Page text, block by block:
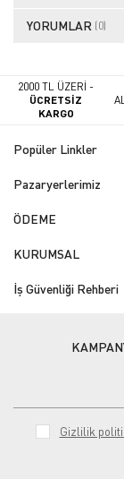
YORUMLAR (0)
2000 TL ÜZERİ -
ÜCRETSİZ
KARGO
Popüler Linkler
Pazaryerlerimiz
ÖDEME
KURUMSAL
İş Güvenliği Rehberi
Gizlilik